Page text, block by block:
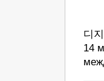
디
14